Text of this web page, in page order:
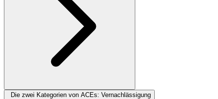
Die zwei Kategorien von ACEs: Vernachlässigung